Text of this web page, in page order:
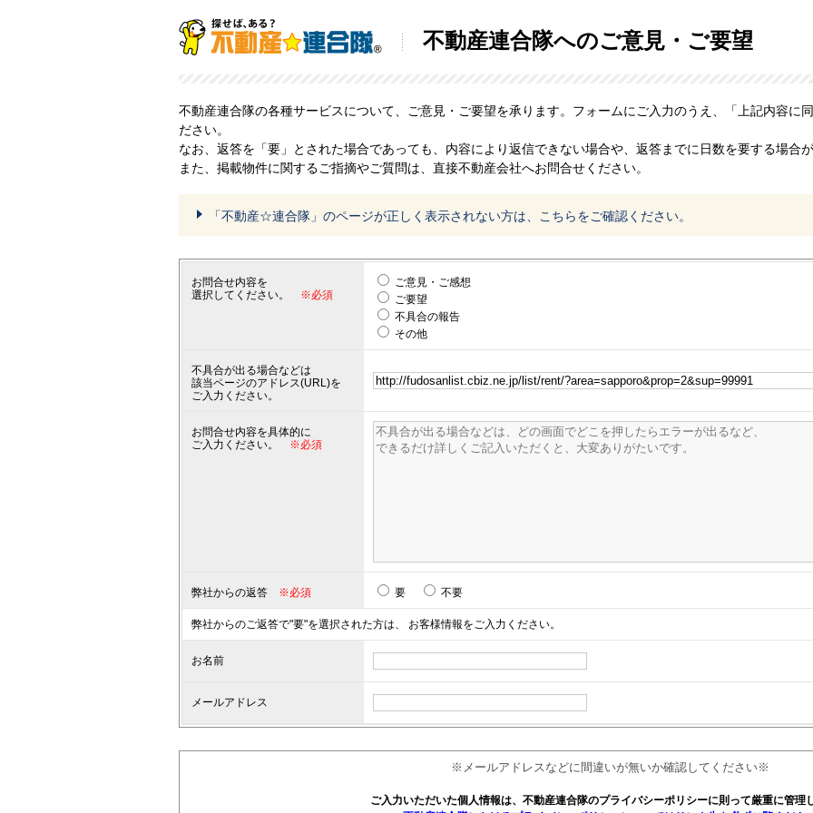
不動産連合隊へのご意見・ご要望
不動産連合隊の各種サービスについて、ご意見・ご要望を承ります。フォームにご入力のうえ、「上記内容に
ださい。
なお、返答を「要」とされた場合であっても、内容により返信できない場合や、返答までに日数を要する場合
また、掲載物件に関するご指摘やご質問は、直接不動産会社へお問合せください。
「不動産☆連合隊」のページが正しく表示されない方は、こちらをご確認ください。
お問合せ内容を
選択してください。
※必須
ご意見・ご感想
ご要望
不具合の報告
その他
不具合が出る場合などは
該当ページのアドレス(URL)を
ご入力ください。
お問合せ内容を具体的に
ご入力ください。
※必須
弊社からの返答 ※必須 要 不要
弊社からのご返答で"要"を選択された方は、 お客様情報をご入力ください。
お名前
メールアドレス
※メールアドレスなどに間違いが無いか確認してください※
ご入力いただいた個人情報は、不動産連合隊のプライバシーポリシーに則って厳重に管理